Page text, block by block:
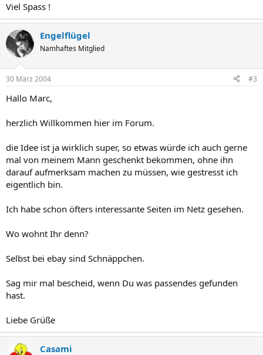
Viel Spass !
Engelflügel
Namhaftes Mitglied
30 März 2004 #3
Hallo Marc,
herzlich Willkommen hier im Forum.
die Idee ist ja wirklich super, so etwas würde ich auch gerne
mal von meinem Mann geschenkt bekommen, ohne ihn
darauf aufmerksam machen zu müssen, wie gestresst ich
eigentlich bin.
Ich habe schon öfters interessante Seiten im Netz gesehen.
Wo wohnt Ihr denn?
Selbst bei ebay sind Schnäppchen.
Sag mir mal bescheid, wenn Du was passendes gefunden
hast.
Liebe Grüße
Casami